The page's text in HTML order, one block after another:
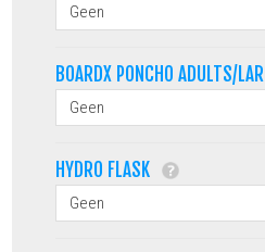
BOARDX PONCHO ADULTS/
HYDRO FLASK